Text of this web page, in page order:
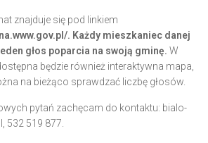
znajduje się pod linkiem
. Każdy mieszkaniec danej
głos poparcia na swoją gminę. W
będzie również interaktywna mapa,
na bieżąco sprawdzać liczbę głosów.
pytań zachęcam do kontaktu: bialo-
, 532 519 877.